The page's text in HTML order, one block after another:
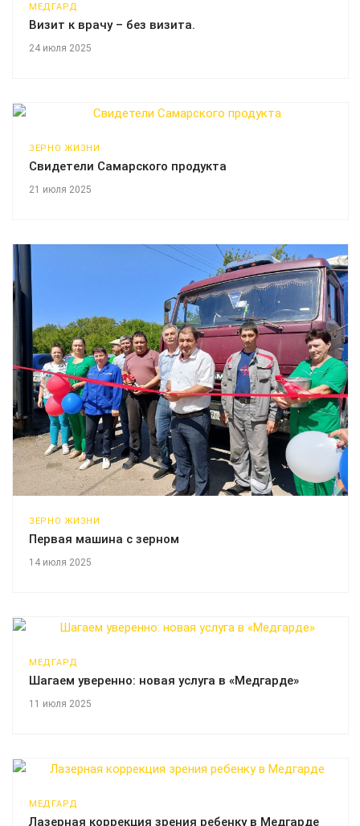
МЕДГАРД
Визит к врачу – без визита.
24 июля 2025
ЗЕРНО ЖИЗНИ
Свидетели Самарского продукта
21 июля 2025
ЗЕРНО ЖИЗНИ
Первая машина с зерном
14 июля 2025
МЕДГАРД
Шагаем уверенно: новая услуга в «Медгарде»
11 июля 2025
МЕДГАРД
Лазерная коррекция зрения ребенку в Медгарде